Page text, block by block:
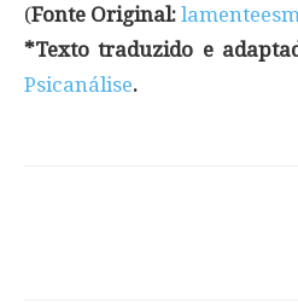
(Fonte Original:
*Texto traduzido e
Psicanálise.